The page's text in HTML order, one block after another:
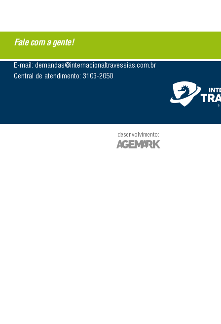
Fale com a gente!
E-mail: demandas@internacionaltravessias.com.br
Central de atendimento: 3103-2050
desenvolvimento: